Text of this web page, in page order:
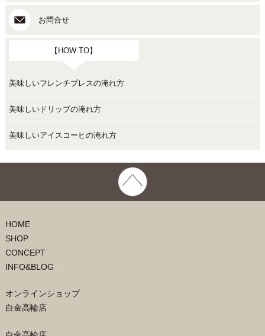
お問合せ
【HOW TO】
美味しいフレンチプレスの淹れ方
美味しいドリップの淹れ方
美味しいアイスコーヒの淹れ方
HOME
SHOP
CONCEPT
INFO&BLOG
オンラインショップ
白金高輪店